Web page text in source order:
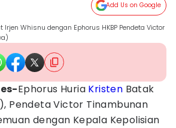
Add Us on Google
Irjen Whisnu dengan Ephorus HKBP Pendeta Victor
Ephorus Huria Kristen Batak
Pendeta Victor Tinambunan
dengan Kepala Kepolisian